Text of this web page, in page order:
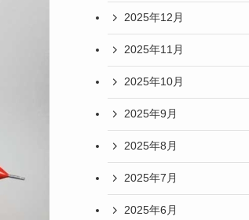
2025年12月
2025年11月
2025年10月
2025年9月
2025年8月
2025年7月
2025年6月